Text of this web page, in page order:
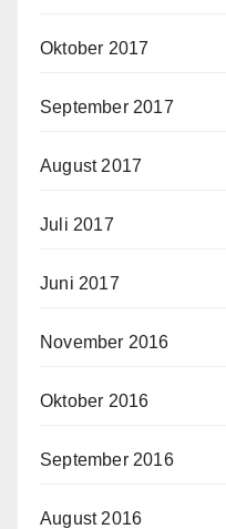
Oktober 2017
September 2017
August 2017
Juli 2017
Juni 2017
November 2016
Oktober 2016
September 2016
August 2016